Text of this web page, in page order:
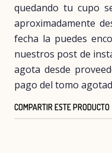
quedando tu cupo
aproximadamente
fecha la puedes
nuestros post de
agota desde
pago del tomo
COMPARTIR ESTE PRODUCTO